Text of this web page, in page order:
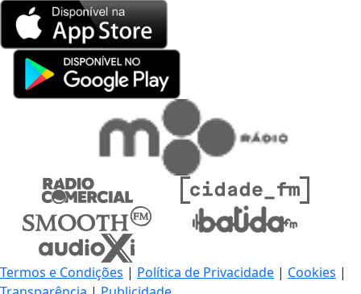
Termos e Condições | Política de Privacidade | Cookies |